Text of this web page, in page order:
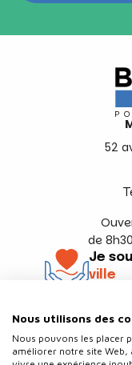
52
de
Je
ville
Nous utilisons des
Nous pouvons les placer
améliorer notre site Web,